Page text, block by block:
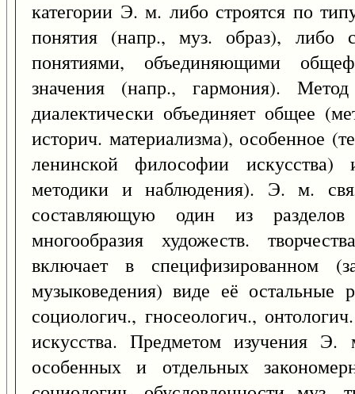
категории Э. м. либо строятся по
понятия (напр., муз. образ), либо
понятиями, объединяющими
значения (напр., гармония).
диалектически объединяет общее
историч. материализма), особенное
ленинской философии искусства)
методики и наблюдения). Э. м.
составляющую один из
многообразия художеств.
включает в специфизированном
музыковедения) виде её остальные
социологич., гносеологич.,
искусства. Предметом изучения Э.
особенных и отдельных